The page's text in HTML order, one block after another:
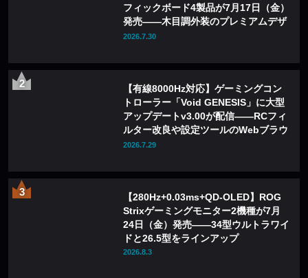
フィックボード4製品が7月17日（金）
発売——木目調外装のプレミアムデザ
インを採用
2026.7.30
【有線8000Hz対応】ゲーミングコン
トローラー「Void GENESIS」に大型
アップデートv3.00が配信——RCフィ
ルター改良や設定ツールのWebブラウ
ザ化も
2026.7.29
【280Hz+0.03ms+QD-OLED】ROG
Strixゲーミングモニター2機種が7月
24日（金）発売——34型ウルトラワイ
ドと26.5型をラインアップ
2026.8.3